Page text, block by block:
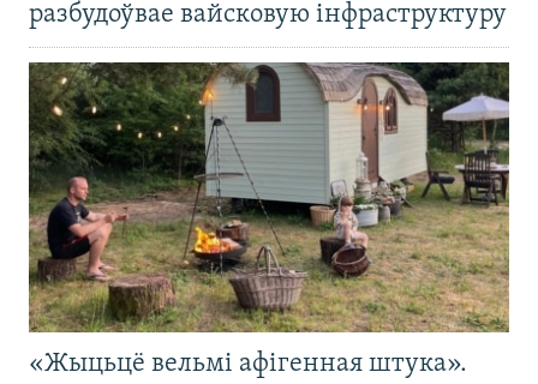
разбудоўвае вайсковую інфраструктуру
«Жыцьцё вельмі афігенная штука».